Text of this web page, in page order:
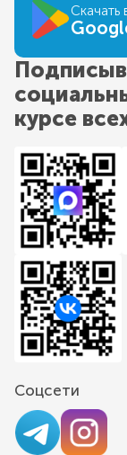
Скачать
курсе
Соцсети